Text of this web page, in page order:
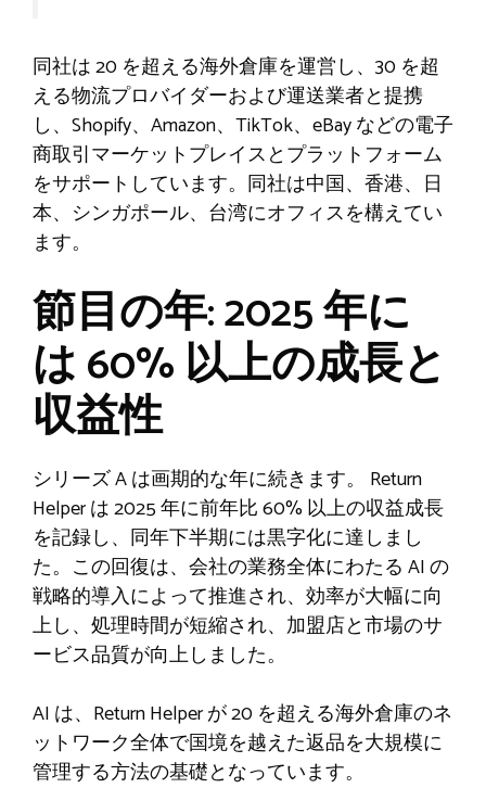
同社は 20 を超える海外倉庫を運営し、30 を超
える物流プロバイダーおよび運送業者と提携
し、Shopify、Amazon、TikTok、eBay などの電子
商取引マーケットプレイスとプラットフォーム
をサポートしています。同社は中国、香港、日
本、シンガポール、台湾にオフィスを構えてい
ます。
節目の年: 2025 年に
は 60% 以上の成長と
収益性
シリーズ A は画期的な年に続きます。 Return
Helper は 2025 年に前年比 60% 以上の収益成長
を記録し、同年下半期には黒字化に達しまし
た。この回復は、会社の業務全体にわたる AI の
戦略的導入によって推進され、効率が大幅に向
上し、処理時間が短縮され、加盟店と市場のサ
ービス品質が向上しました。
AI は、Return Helper が 20 を超える海外倉庫のネ
ットワーク全体で国境を越えた返品を大規模に
管理する方法の基礎となっています。